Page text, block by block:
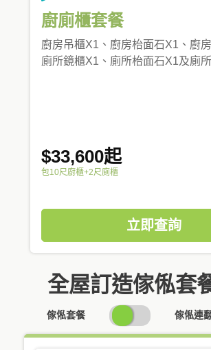
廚廁櫃套餐
廚房吊櫃X1、廚房枱面石X1、廚
廁所鏡櫃X1、廁所枱面石X1及廁
$33,600起
包10尺廚櫃+2尺廁櫃
立即查詢
全屋訂造傢俬套
傢俬套餐
SWITCH
PRICING
傢俬連